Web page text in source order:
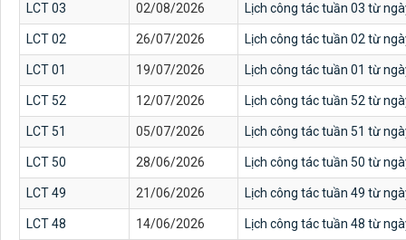
LCT 03 02/08/2026 Lịch công tác tuần 03 từ
LCT 02 26/07/2026 Lịch công tác tuần 02 từ
LCT 01 19/07/2026 Lịch công tác tuần 01 từ
LCT 52 12/07/2026 Lịch công tác tuần 52 từ
LCT 51 05/07/2026 Lịch công tác tuần 51 từ
LCT 50 28/06/2026 Lịch công tác tuần 50 từ
LCT 49 21/06/2026 Lịch công tác tuần 49 từ
LCT 48 14/06/2026 Lịch công tác tuần 48 từ